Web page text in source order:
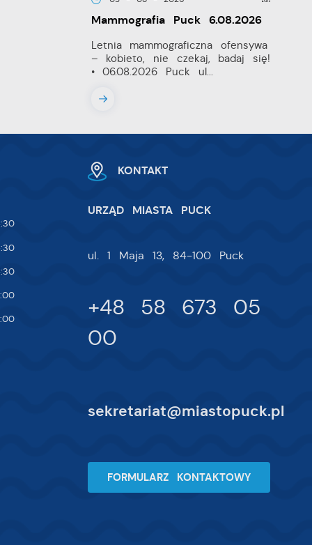
Mammografia Puck 6.08.2026
Letnia mammograficzna ofensywa
– kobieto, nie czekaj, badaj się!
• 06.08.2026 Puck ul...
KONTAKT
URZĄD MIASTA PUCK
ul. 1 Maja 13, 84-100 Puck
+48 58 673 05
00
sekretariat@miastopuck.pl
FORMULARZ KONTAKTOWY